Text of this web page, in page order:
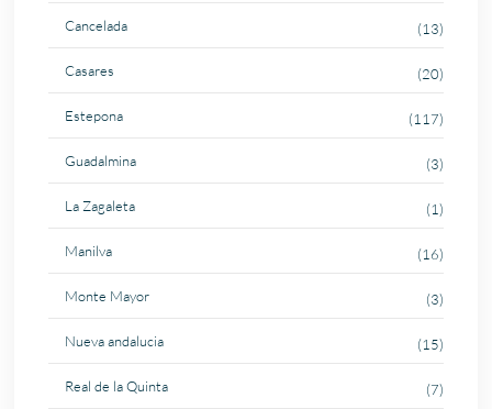
Cancelada (13)
Casares (20)
Estepona (117)
Guadalmina (3)
La Zagaleta (1)
Manilva (16)
Monte Mayor (3)
Nueva andalucia (15)
Real de la Quinta (7)